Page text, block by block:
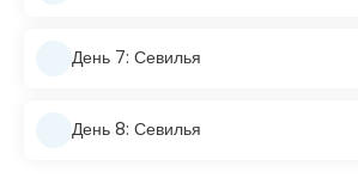
День 7: Севилья
День 8: Севилья